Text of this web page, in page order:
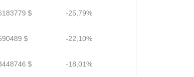
$ -25,79%
$ -22,10%
$ -18,01%